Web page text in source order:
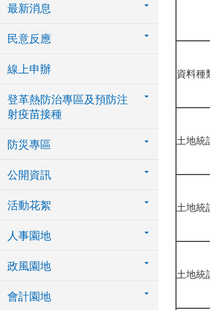
最新消息
民意反應
線上申辦
登革熱防治專區及預防注
射疫苗接種
防災專區
公開資訊
活動花絮
人事園地
政風園地
會計園地
資料種
土地統
土地統
土地統